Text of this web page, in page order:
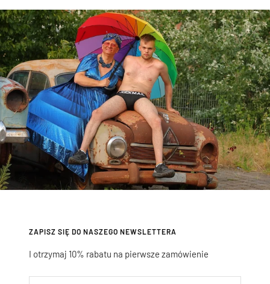
slajdu
1
slajdu
2
slajdu
3
slajdu
4
ZAPISZ SIĘ DO NASZEGO NEWSLETTERA
I otrzymaj 10% rabatu na pierwsze zamówienie